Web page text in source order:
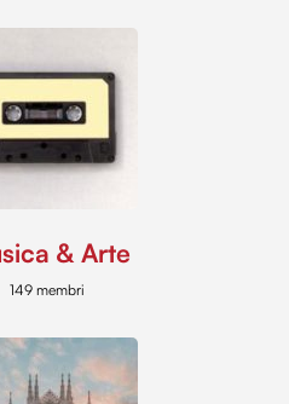
& Arte
149 membri